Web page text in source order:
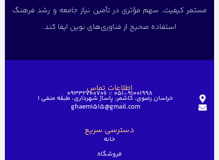
مستمر کیفیت، سهم مؤثری در تأمین نیاز جامعه و رشد فرهنگ
استفاده صحیح از فناوری‌های نوین ایفا کند.
اطلاعات تماس051-91001998 ؛؛ 09332700706
خراسان رضوی، کاشمر، پاساژ شهرداری، طبقه منفی ۱
ghaem1515@gmail.com
دسترسی سریع
خانه
فروشگاه